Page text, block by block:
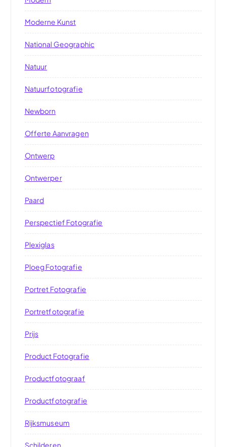
Moderne Kunst
National Geographic
Natuur
Natuurfotografie
Newborn
Offerte Aanvragen
Ontwerp
Ontwerper
Paard
Perspectief Fotografie
Plexiglas
Ploeg Fotografie
Portret Fotografie
Portretfotografie
Prijs
Product Fotografie
Productfotograaf
Productfotografie
Rijksmuseum
Schilderen